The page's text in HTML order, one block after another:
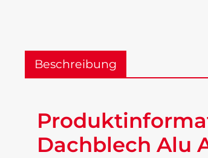
Beschreibung
Dachblech Alu